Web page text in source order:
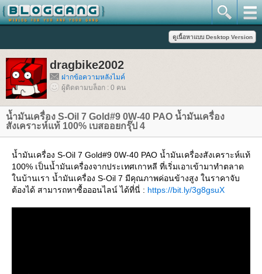
dragbike2002
ฝากข้อความหลังไมค์
ผู้ติดตามบล็อก : 0 คน
น้ำมันเครื่อง S-Oil 7 Gold#9 0W-40 PAO น้ำมันเครื่อง
สังเคราะห์แท้ 100% เบสออยกรุ๊ป 4
น้ำมันเครื่อง S-Oil 7 Gold#9 0W-40 PAO น้ำมันเครื่องสังเคราะห์แท้
100% เป็นน้ำมันเครื่องจากประเทศเกาหลี ที่เริ่มเอาเข้ามาทำตลาด
นบ้านเรา น้ำมันเครื่อง S-Oil 7 มีคุณภาพค่อนข้างสูง ในราคาจับ
ต้องได้ สามารถหาซื้อออนไลน์ ได้ที่นี่ : https://bit.ly/3g8gsuX